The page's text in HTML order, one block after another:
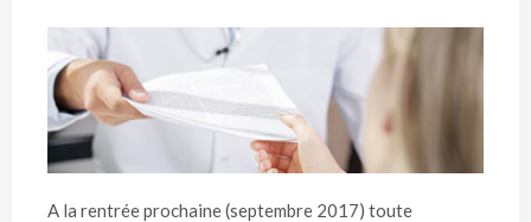
A la rentrée prochaine (septembre 2017) toute